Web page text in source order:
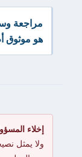
هو موثوق
إخلاء
ولا يمثل